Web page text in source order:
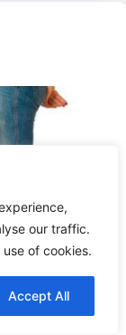
our traffic.
of cookies.
Accept All
as partes